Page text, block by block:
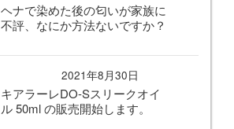
ヘナで染めた後の匂いが家族に
不評、なにか方法ないですか？
2021年8月30日
キアラーレDO-Sスリークオイ
ル 50ml の販売開始します。